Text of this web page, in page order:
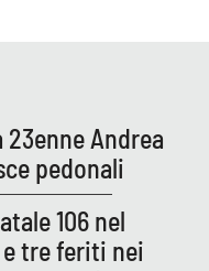
Andrea
pedonali
106 nel
tre feriti nei